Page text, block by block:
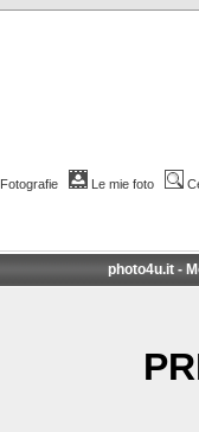
Fotografie Le mie foto
photo4u.it -